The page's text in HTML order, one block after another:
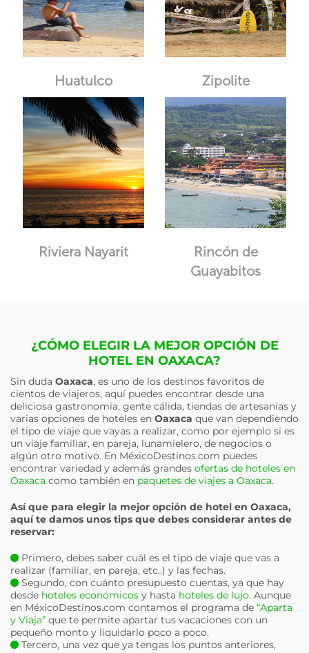
Huatulco Zipolite
Riviera Nayarit
Rincón de
Guayabitos
¿CÓMO ELEGIR LA MEJOR OPCIÓN DE
HOTEL EN OAXACA?
Sin duda Oaxaca, es uno de los destinos favoritos de
cientos de viajeros, aquí puedes encontrar desde una
deliciosa gastronomía, gente cálida, tiendas de artesanías y
varias opciones de hoteles en Oaxaca que van dependiendo
el tipo de viaje que vayas a realizar, como por ejemplo si es
un viaje familiar, en pareja, lunamielero, de negocios o
algún otro motivo. En MéxicoDestinos.com puedes
encontrar variedad y además grandes ofertas de hoteles en
Oaxaca como también en paquetes de viajes a Oaxaca.
Así que para elegir la mejor opción de hotel en Oaxaca,
aquí te damos unos tips que debes considerar antes de
reservar:
Primero, debes saber cuál es el tipo de viaje que vas a
realizar (familiar, en pareja, etc..) y las fechas.
Segundo, con cuánto presupuesto cuentas, ya que hay
desde hoteles económicos y hasta hoteles de lujo. Aunque
en MéxicoDestinos.com contamos el programa de “Aparta
y Viaja” que te permite apartar tus vacaciones con un
pequeño monto y liquidarlo poco a poco.
Tercero, una vez que ya tengas los puntos anteriores,